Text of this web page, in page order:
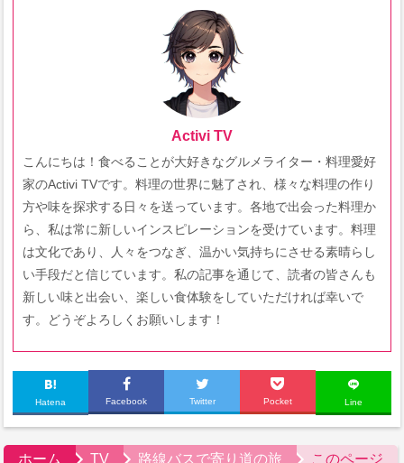
Activi TV
こんにちは！食べることが大好きなグルメライター・料理愛好
家のActivi TVです。料理の世界に魅了され、様々な料理の作り
方や味を探求する日々を送っています。各地で出会った料理か
ら、私は常に新しいインスピレーションを受けています。料理
は文化であり、人々をつなぎ、温かい気持ちにさせる素晴らし
い手段だと信じています。私の記事を通じて、読者の皆さんも
新しい味と出会い、楽しい食体験をしていただければ幸いで
す。どうぞよろしくお願いします！
Hatena Facebook Twitter Pocket Line
ホーム TV 路線バスで寄り道の旅 このページ